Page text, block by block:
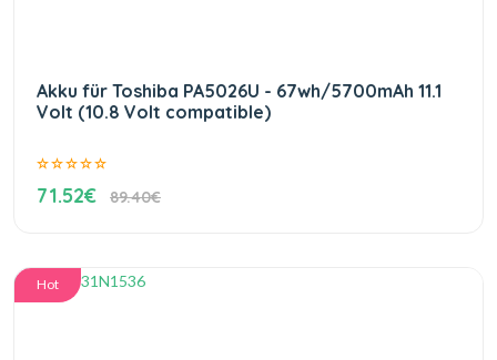
Akku für Toshiba PA5026U - 67wh/5700mAh 11.1
Volt (10.8 Volt compatible)
71.52€ 89.40€
Hot